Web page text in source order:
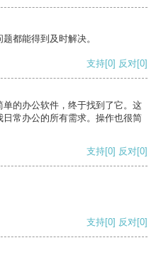
都能得到及时解决。
支持[0] 反对[0]
的办公软件，终于找到了它。这
常办公的所有需求。操作也很简
支持[0] 反对[0]
支持[0] 反对[0]